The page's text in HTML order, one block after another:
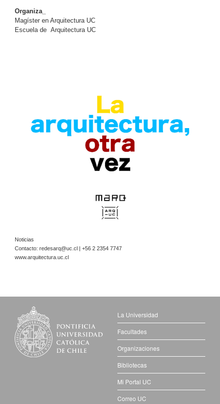
Organiza_
Magíster en Arquitectura UC
Escuela de Arquitectura UC
Noticias
Contacto: redesarq@uc.cl | +56 2 2354 7747
www.arquitectura.uc.cl
La Universidad
Facultades
Organizaciones
Bibliotecas
Mi Portal UC
Correo UC